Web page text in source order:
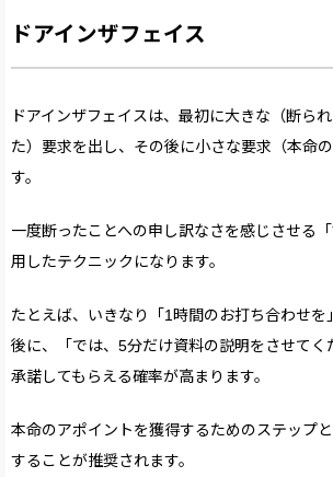
ドアインザフェイス
ドアインザフェイスは、最初に大きな（断ら
た）要求を出し、その後に小さな要求（本命
す。
一度断ったことへの申し訳なさを感じさせる
用したテクニックになります。
たとえば、いきなり「1時間のお打ち合わせを
後に、「では、5分だけ資料の説明をさせてく
承諾してもらえる確率が高まります。
本命のアポイントを獲得するためのステップ
することが推奨されます。